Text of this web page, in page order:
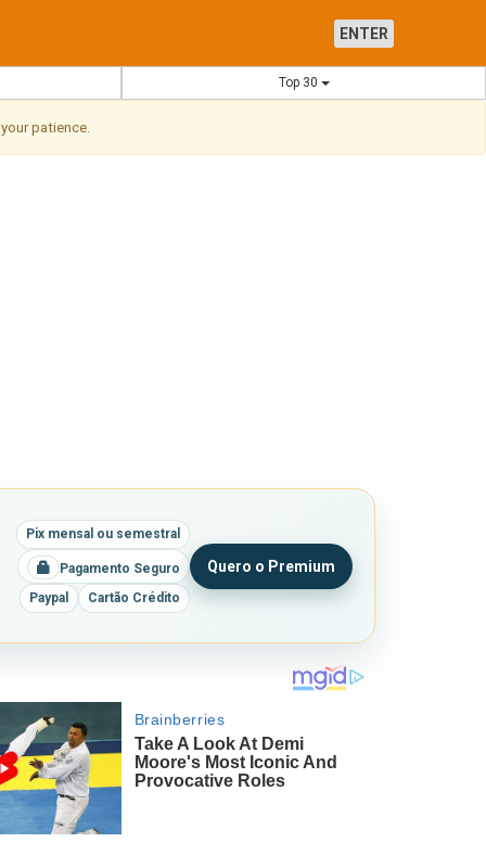
ENTER
Top 30
patience.
Pix mensal ou semestral
Pagamento Seguro
Paypal
Cartão Crédito
Quero o Premium